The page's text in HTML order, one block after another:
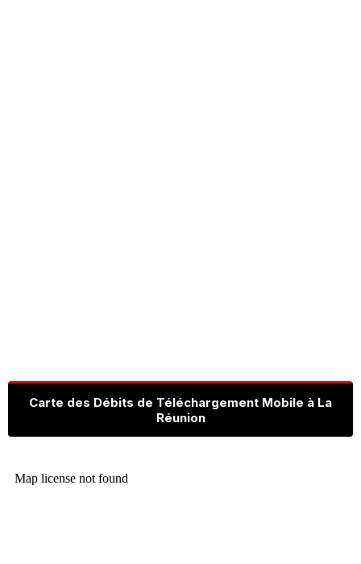
Carte des Débits de Téléchargement Mobile à La
Réunion